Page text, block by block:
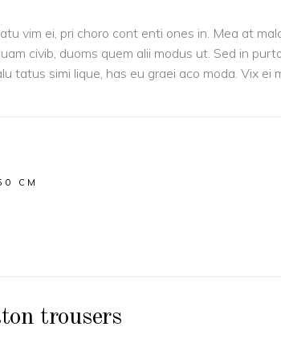
vim ei, pri choro cont enti ones in. Mea at
civib, duoms quem alii modus ut. Sed in
tatus simi lique, has eu graei aco moda. Vix ei
CM
trousers